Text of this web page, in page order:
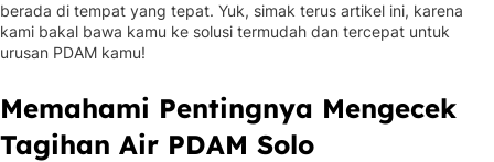
berada di tempat yang tepat. Yuk, simak terus artikel ini, karena
kami bakal bawa kamu ke solusi termudah dan tercepat untuk
urusan PDAM kamu!
Memahami Pentingnya Mengecek
Tagihan Air PDAM Solo